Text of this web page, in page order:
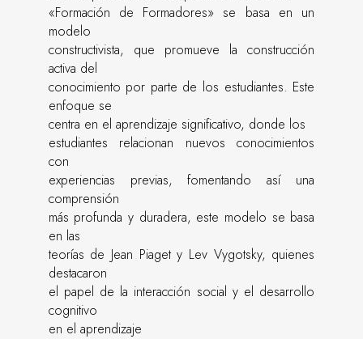
«Formación de Formadores» se basa en un
modelo
constructivista, que promueve la construcción
activa del
conocimiento por parte de los estudiantes. Este
enfoque se
centra en el aprendizaje significativo, donde los
estudiantes relacionan nuevos conocimientos
con
experiencias previas, fomentando así una
comprensión
más profunda y duradera, este modelo se basa
en las
teorías de Jean Piaget y Lev Vygotsky, quienes
destacaron
el papel de la interacción social y el desarrollo
cognitivo
en el aprendizaje